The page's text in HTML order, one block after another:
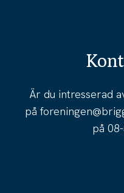
Är du intresserad
på
på